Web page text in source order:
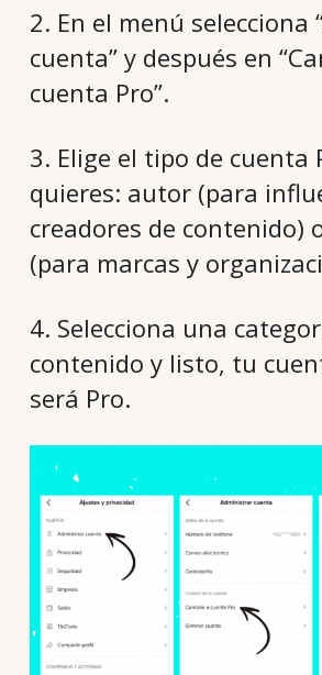
2. En el menú selecciona
cuenta” y después en
cuenta Pro”.
3. Elige el tipo de cuenta
quieres: autor (para
creadores de contenido)
(para marcas y
4. Selecciona una
contenido y listo, tu
será Pro.